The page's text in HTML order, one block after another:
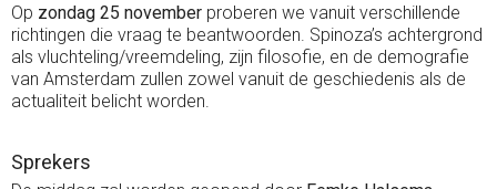
Op zondag 25 november proberen we vanuit verschillende
richtingen die vraag te beantwoorden. Spinoza’s achtergrond
als vluchteling/vreemdeling, zijn filosofie, en de demografie
van Amsterdam zullen zowel vanuit de geschiedenis als de
actualiteit belicht worden.
Sprekers